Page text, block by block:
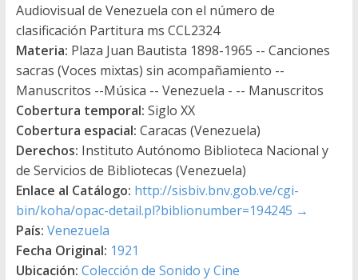
Audiovisual de Venezuela con el número de
clasificación Partitura ms CCL2324
Materia: Plaza Juan Bautista 1898-1965 -- Canciones
sacras (Voces mixtas) sin acompañamiento --
Manuscritos --Música -- Venezuela - -- Manuscritos
Cobertura temporal: Siglo XX
Cobertura espacial: Caracas (Venezuela)
Derechos: Instituto Autónomo Biblioteca Nacional y
de Servicios de Bibliotecas (Venezuela)
Enlace al Catálogo: http://sisbiv.bnv.gob.ve/cgi-
bin/koha/opac-detail.pl?biblionumber=194245 →
País: Venezuela
Fecha Original: 1921
Ubicación: Colección de Sonido y Cine